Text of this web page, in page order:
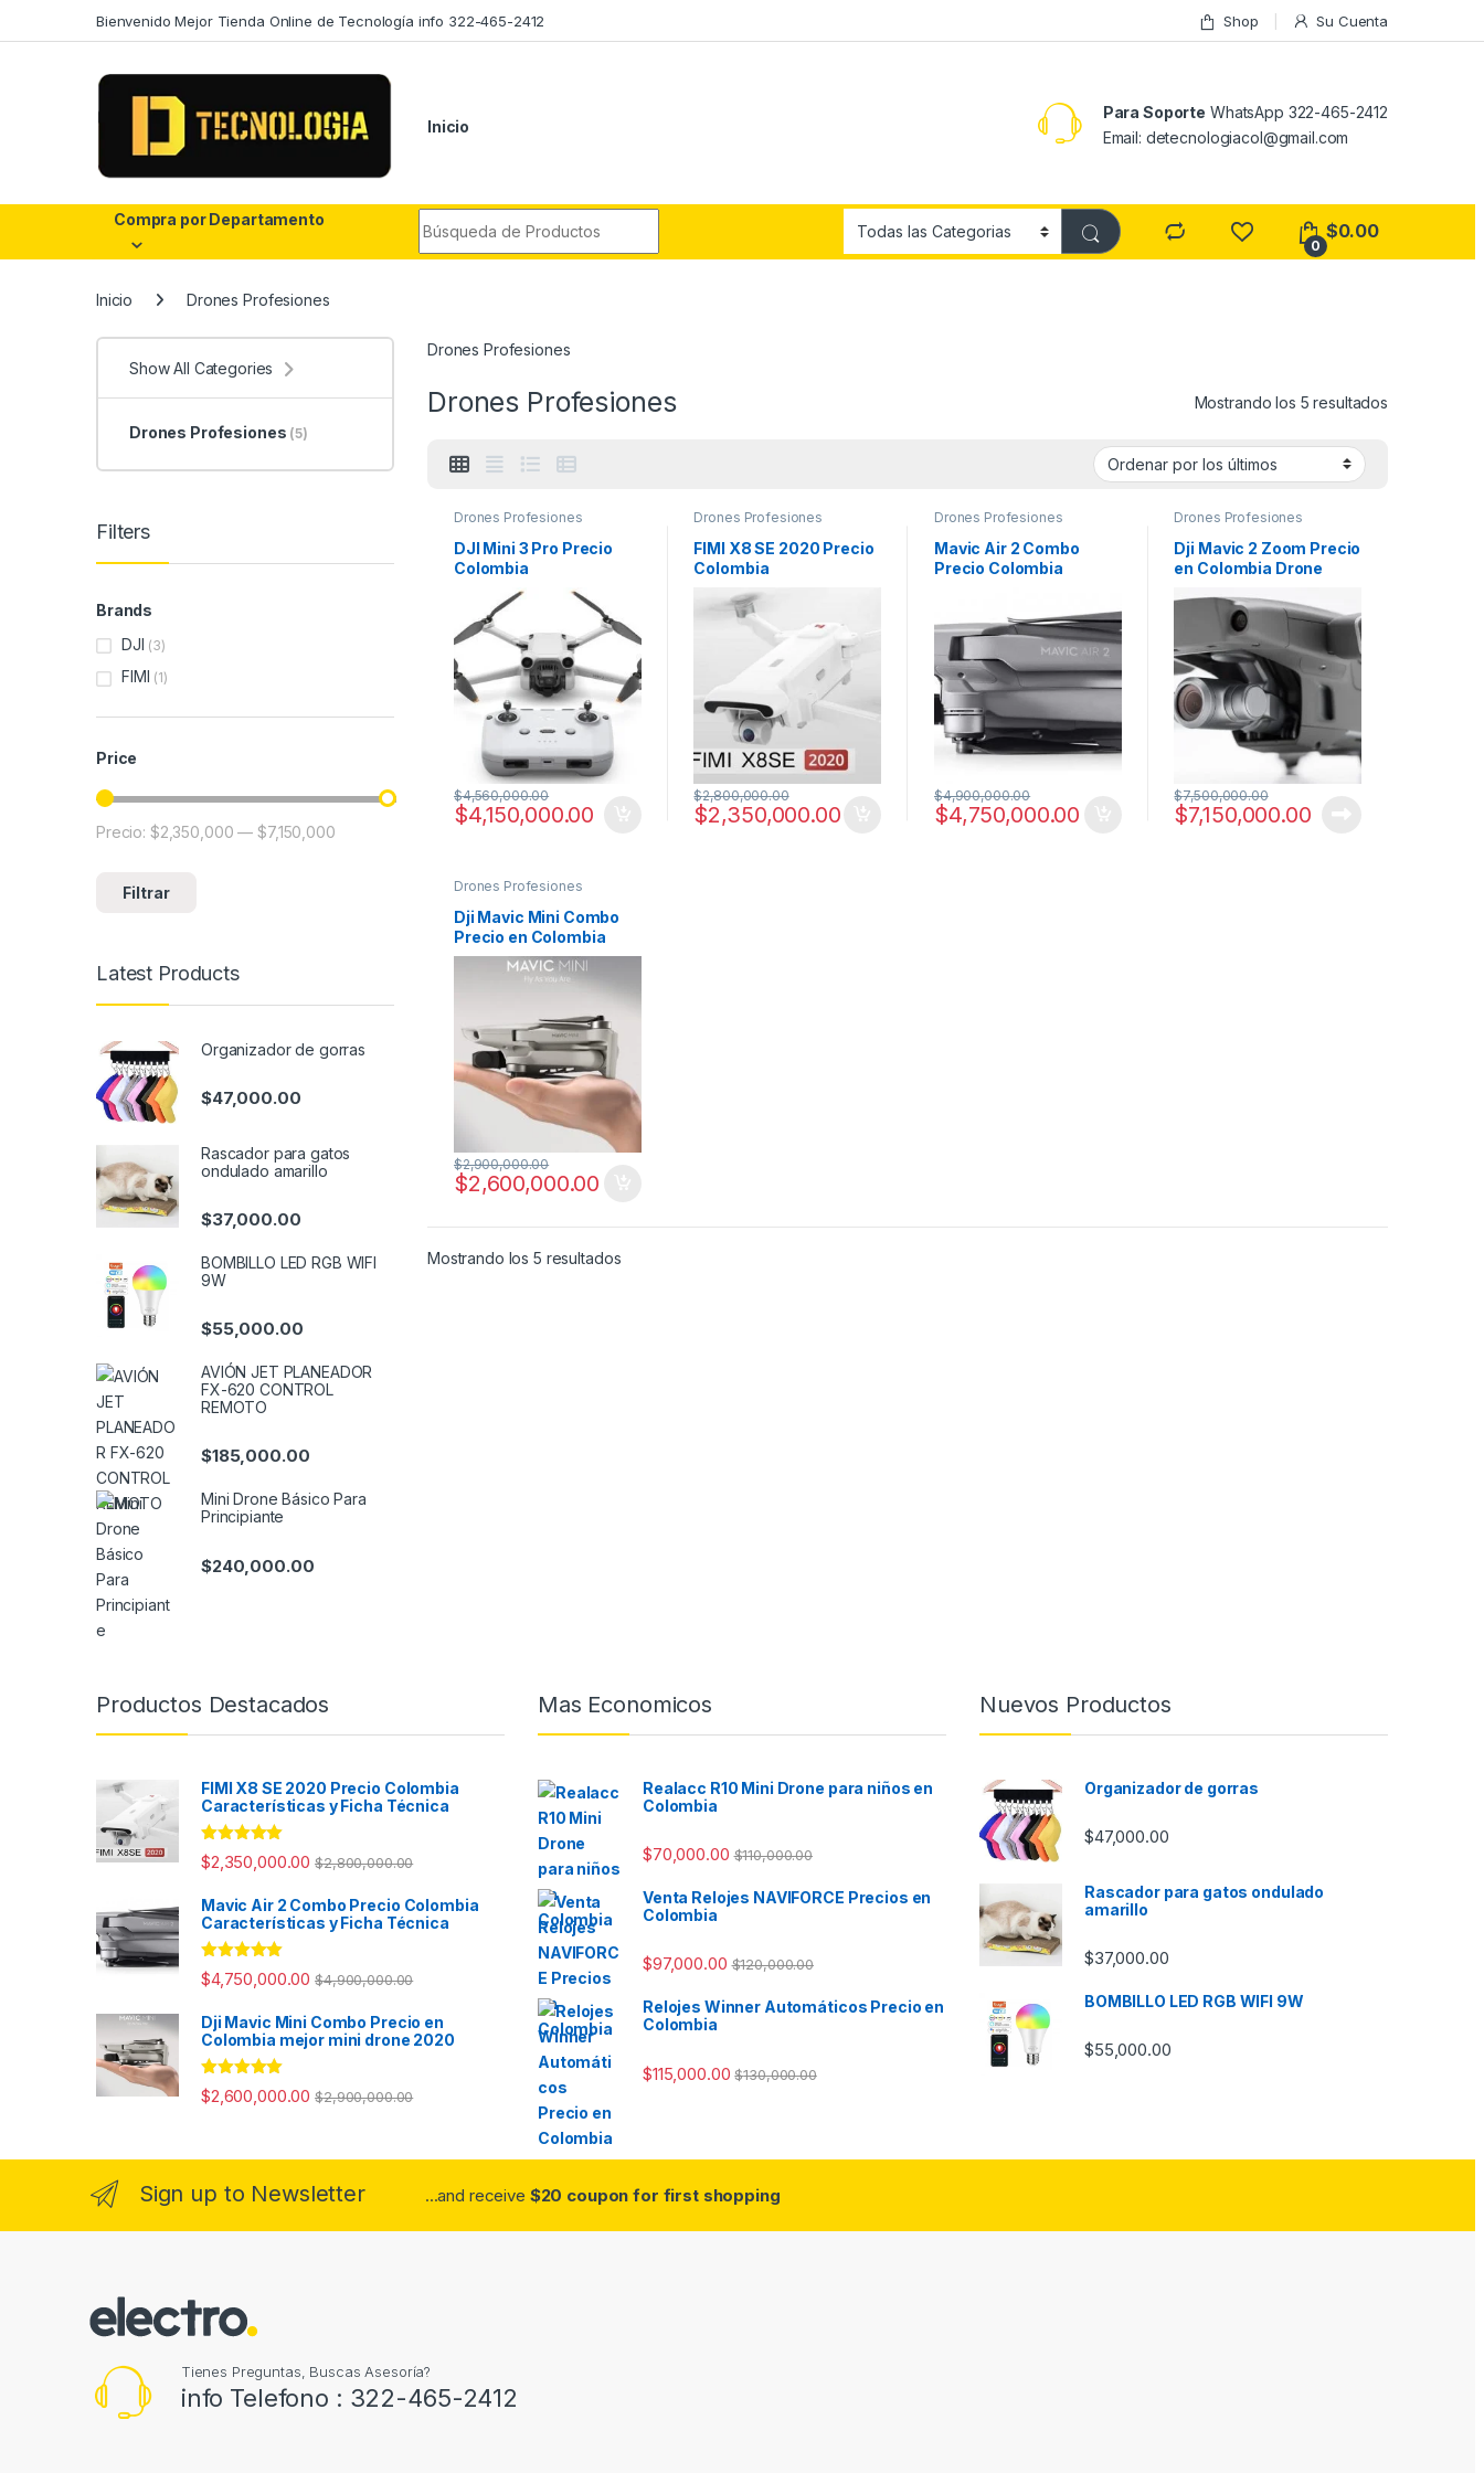
Bienvenido Mejor Tienda Online de Tecnología info 322-465-2412 Shop Su Cuenta
Inicio
Para Soporte WhatsApp 322-465-2412
Email: detecnologiacol@gmail.com
Compra por Departamento
0
$0.00
Inicio Drones Profesiones
Drones Profesiones
Drones Profesiones Mostrando los 5 resultados
Drones Profesiones
DJI Mini 3 Pro Precio
Colombia
$4,150,000.00
$4,560,000.00
Drones Profesiones
FIMI X8 SE 2020 Precio
Colombia
Características y Ficha
Técnica
$2,350,000.00
$2,800,000.00
Drones Profesiones
Mavic Air 2 Combo
Precio Colombia
$4,750,000.00
$4,900,000.00
Drones Profesiones
Dji Mavic 2 Zoom Precio
en Colombia Drone
$7,150,000.00
$7,500,000.00
Drones Profesiones
Dji Mavic Mini Combo
Precio en Colombia
mejor mini drone 2020
$2,600,000.00
$2,900,000.00
Mostrando los 5 resultadosOrdenado por los últimos
Show All Categories
Drones Profesiones (5)
Filters
Brands
DJI (3)
FIMI (1)
Price
Precio mínimo
Precio máximo
Filtrar
Precio: $2,350,000 —$7,150,000
Latest Products
Organizador de gorras
$47,000.00
Rascador para gatos
ondulado amarillo
$37,000.00
BOMBILLO LED RGB WIFI
9W
$55,000.00
AVIÓN JET PLANEADOR
FX-620 CONTROL
REMOTO
$185,000.00
Mini Drone Básico Para
Principiante
$240,000.00
Productos Destacados
FIMI X8 SE 2020 Precio Colombia
Características y Ficha Técnica
Valorado con
5.00de 5
$2,350,000.00 $2,800,000.00
Mavic Air 2 Combo Precio Colombia
Características y Ficha Técnica
Valorado con
5.00de 5
$4,750,000.00 $4,900,000.00
Dji Mavic Mini Combo Precio en
Colombia mejor mini drone 2020
Valorado con
5.00de 5
$2,600,000.00 $2,900,000.00
Mas Economicos
Realacc R10 Mini Drone para niños en
Colombia
$70,000.00 $110,000.00
Venta Relojes NAVIFORCE Precios en
Colombia
$97,000.00 $120,000.00
Relojes Winner Automáticos Precio en
Colombia
$115,000.00 $130,000.00
Nuevos Productos
Organizador de gorras
$47,000.00
Rascador para gatos ondulado
amarillo
$37,000.00
BOMBILLO LED RGB WIFI 9W
$55,000.00
Sign up to Newsletter ...and receive $20 coupon for first shopping
Tienes Preguntas, Buscas Asesoría?
info Telefono : 322-465-2412